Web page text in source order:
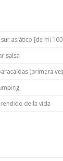
asiático [de mi
salsa
(primera
de la vida